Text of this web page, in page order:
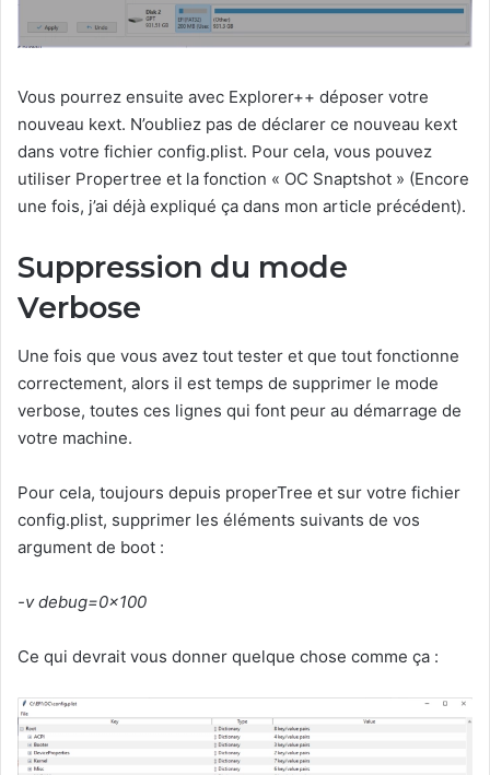
Vous pourrez ensuite avec Explorer++ déposer votre
nouveau kext. N’oubliez pas de déclarer ce nouveau kext
dans votre fichier config.plist. Pour cela, vous pouvez
utiliser Propertree et la fonction « OC Snaptshot » (Encore
une fois, j’ai déjà expliqué ça dans mon article précédent).
Suppression du mode
Verbose
Une fois que vous avez tout tester et que tout fonctionne
correctement, alors il est temps de supprimer le mode
verbose, toutes ces lignes qui font peur au démarrage de
votre machine.
Pour cela, toujours depuis properTree et sur votre fichier
config.plist, supprimer les éléments suivants de vos
argument de boot :
-v debug=0x100
Ce qui devrait vous donner quelque chose comme ça :